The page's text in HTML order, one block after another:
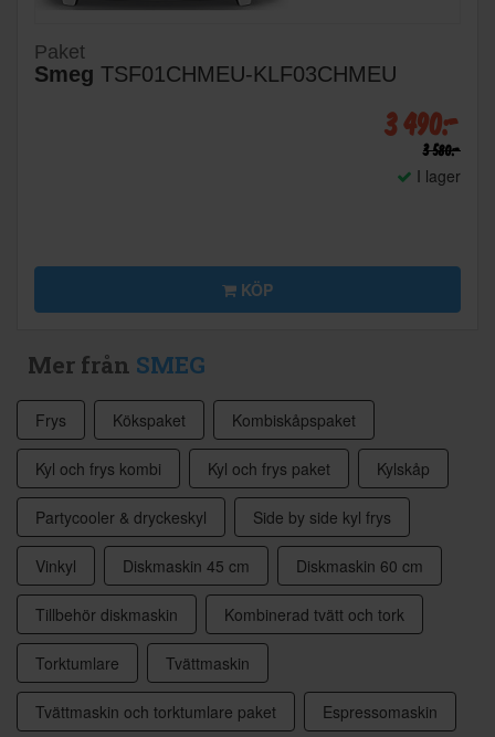
Paket
Smeg TSF01CHMEU-KLF03CHMEU
3 490:-
3 580:-
I lager
KÖP
Mer från SMEG
Frys Kökspaket Kombiskåpspaket
Kyl och frys kombi Kyl och frys paket Kylskåp
Partycooler & dryckeskyl Side by side kyl frys
Vinkyl Diskmaskin 45 cm Diskmaskin 60 cm
Tillbehör diskmaskin Kombinerad tvätt och tork
Torktumlare Tvättmaskin
Tvättmaskin och torktumlare paket Espressomaskin